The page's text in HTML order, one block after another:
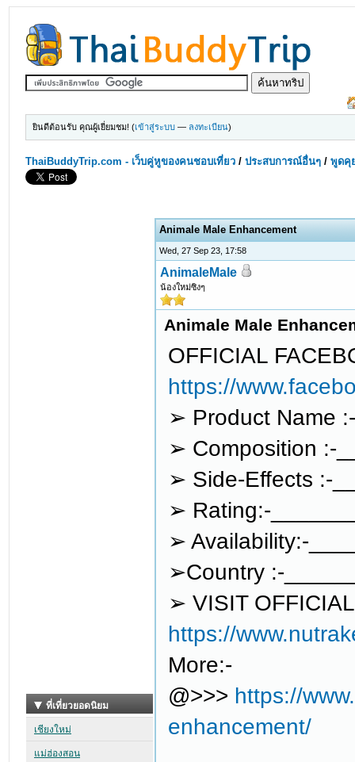
ยินดีต้อนรับ คุณผู้เยี่ยมชม! (เข้าสู่ระบบ — ลงทะเบียน)
ThaiBuddyTrip.com - เว็บคู่หูของคนชอบเที่ยว /ประสบการณ์อื่นๆ /พูดคุ
Animale Male Enhancement
Wed, 27 Sep 23, 17:58
AnimaleMale
น้องใหม่ซิงๆ
Animale Male
OFFICIAL
https://
➢ Product Name
➢ Composition :-
➢ Side-Effects :-
➢ Rating:-
➢ Availability:-
➢Country :-
➢ VISIT
https://
More:-
@>>> https://
enhancement/